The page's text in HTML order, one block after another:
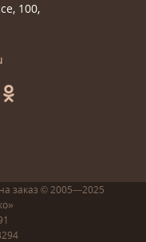
100,
на заказ © 2005—2025